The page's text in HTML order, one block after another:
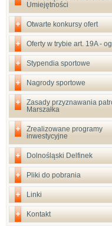
Umiejętności
Otwarte konkursy ofert
Oferty w trybie art. 19A -
Stypendia sportowe
Nagrody sportowe
Zasady przyznawania
Marszałka
Zrealizowane programy
inwestycyjne
Dolnośląski Delfinek
Pliki do pobrania
Linki
Kontakt